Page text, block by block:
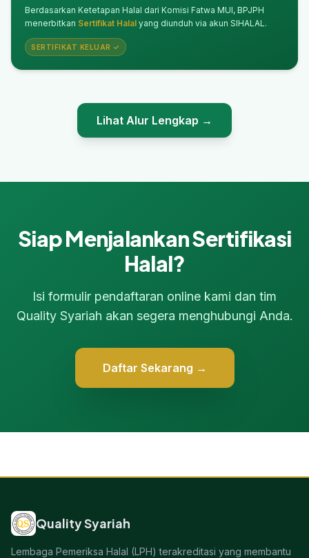
Berdasarkan Ketetapan Halal dari Komisi Fatwa MUI, BPJPH
menerbitkan Sertifikat Halal yang diunduh via akun SIHALAL.
SERTIFIKAT KELUAR ✓
Lihat Alur Lengkap →
Siap Menjalankan Sertifikasi
Halal?
Isi formulir pendaftaran online kami dan tim
Quality Syariah akan segera menghubungi Anda.
Daftar Sekarang →
Quality Syariah
Lembaga Pemeriksa Halal (LPH) terakreditasi yang membantu